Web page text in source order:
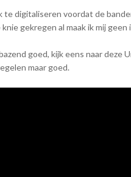
te digitaliseren voordat de
gekregen al maak ik mij
goed, kijk eens naar deze
maar goed.